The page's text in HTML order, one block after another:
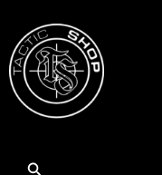
contenu
Rechercher